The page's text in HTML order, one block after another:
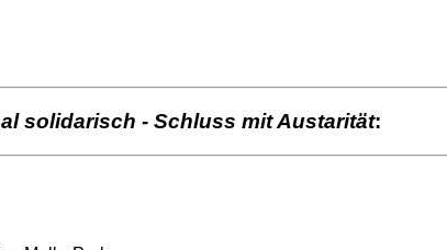
solidarisch - Schluss mit Austarität: